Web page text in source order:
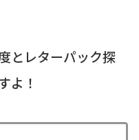
とレターパック探
よ！